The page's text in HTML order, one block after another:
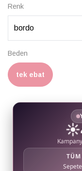
Renk
Beden
tek ebat
☀️
TÜM